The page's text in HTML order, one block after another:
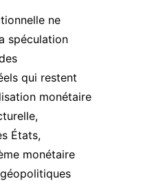
ne
spéculation
qui restent
monétaire
États,
monétaire